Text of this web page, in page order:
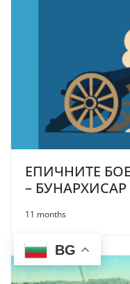
ЕПИЧНИТЕ
– БУНАРХИСАР
11 months
BG